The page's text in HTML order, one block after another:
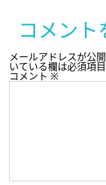
コメント
メールアドレスが公
いている欄は必須項
コメント ※